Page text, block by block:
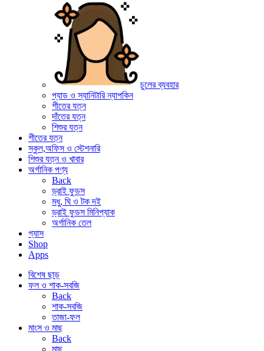
চুলের ব্যবহার
প্যাড ও স্যানিটারি ন্যাপকিন
শীতের যত্ন
দাঁতের যত্ন
শিশুর যত্ন
শীতের যত্ন
স্কুল,অফিস ও স্টেশনারি
শিশুর যত্ন ও খাবার
অর্গানিক পণ্য
Back
ড্রাই ফুডস
মধু, ঘি ও টক দই
ড্রাই ফুডস মিনিপ্যাক
অর্গানিক তেল
গ্যাস
Shop
Apps
বিশেষ ছাড়
ফল ও শাক-সবজি
Back
শাক-সবজি
তাজা-ফল
মাংস ও মাছ
Back